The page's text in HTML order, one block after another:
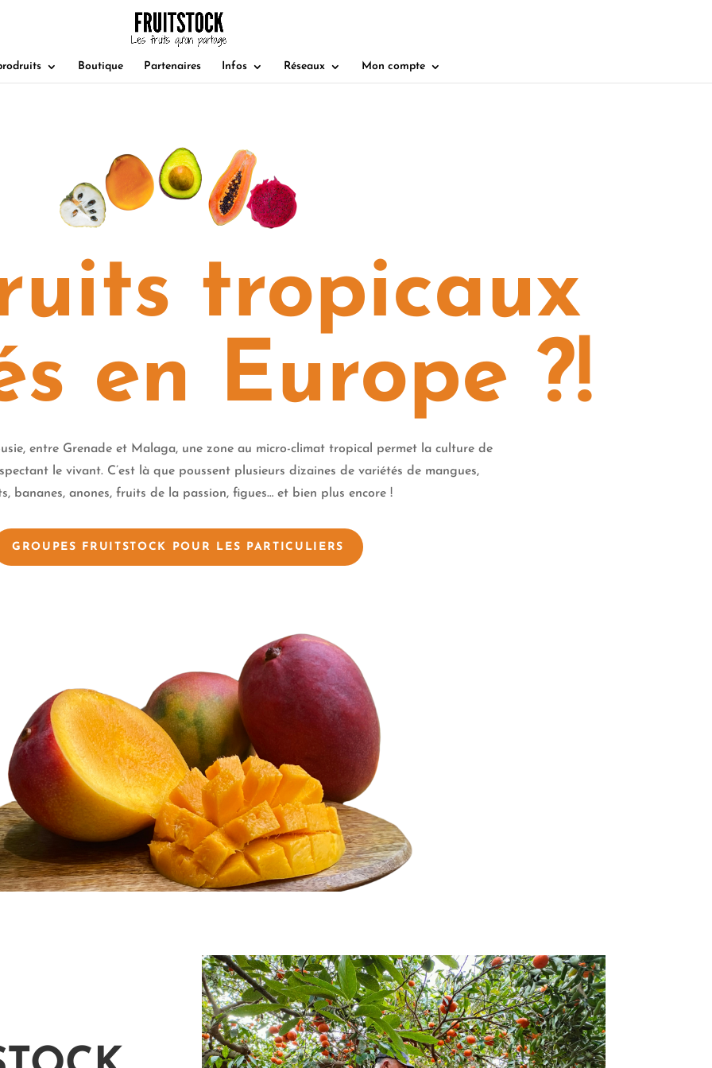
Boutique Partenaires Infos Réseaux Mon compte
tropicaux
en Europe ?!
entre Grenade et Malaga, une zone au micro-climat tropical permet la culture de
le vivant. C’est là que poussent plusieurs dizaines de variétés de mangues,
bananes, anones, fruits de la passion, figues… et bien plus encore !
GROUPES FRUITSTOCK POUR LES PARTICULIERS